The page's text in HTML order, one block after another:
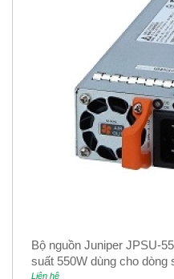
Bộ nguồn Juniper JPSU-
suất 550W dùng cho dòng
Liên hệ